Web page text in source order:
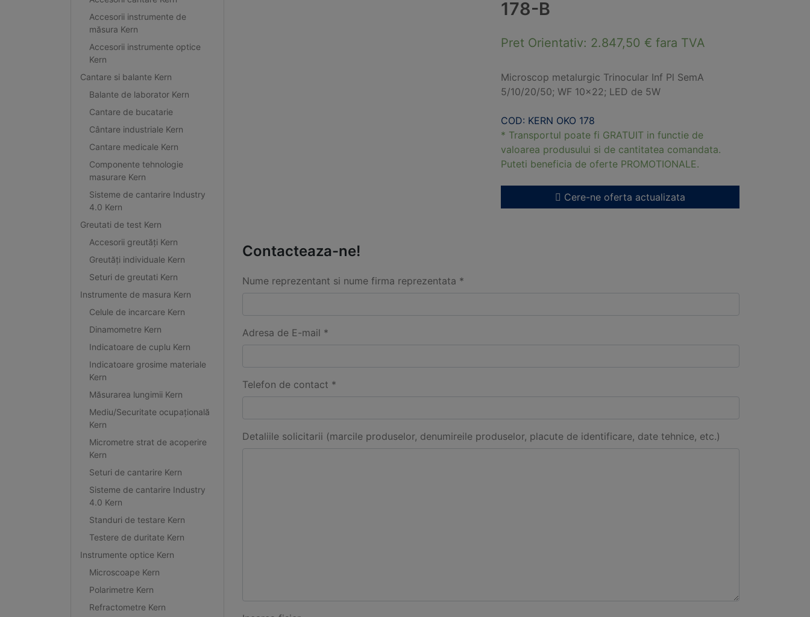
Accesorii instrumente de
măsura Kern
Accesorii instrumente optice
Kern
Cantare si balante Kern
Balante de laborator Kern
Cantare de bucatarie
Cântare industriale Kern
Cantare medicale Kern
Componente tehnologie
masurare Kern
Sisteme de cantarire Industry
4.0 Kern
Greutati de test Kern
Accesorii greutăți Kern
Greutăți individuale Kern
Seturi de greutati Kern
Instrumente de masura Kern
Celule de incarcare Kern
Dinamometre Kern
Indicatoare de cuplu Kern
Indicatoare grosime materiale
Kern
Măsurarea lungimii Kern
Mediu/Securitate ocupațională
Kern
Micrometre strat de acoperire
Kern
Seturi de cantarire Kern
Sisteme de cantarire Industry
4.0 Kern
Standuri de testare Kern
Testere de duritate Kern
Instrumente optice Kern
Microscoape Kern
Polarimetre Kern
Refractometre Kern
178-B
Pret Orientativ: 2.847,50 € fara TVA
Microscop metalurgic Trinocular Inf Pl SemA
5/10/20/50; WF 10×22; LED de 5W
COD: KERN OKO 178
* Transportul poate fi GRATUIT in functie de
valoarea produsului si de cantitatea comandata.
Puteti beneficia de oferte PROMOTIONALE.
Cere-ne oferta actualizata
Contacteaza-ne!
Nume reprezentant si nume firma reprezentata *
Adresa de E-mail *
Telefon de contact *
Detaliile solicitarii (marcile produselor, denumireile produselor, placute de identificare, date tehnice, etc.)